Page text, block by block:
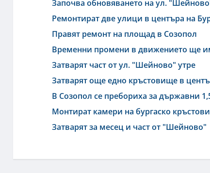
Започва обновяването на ул.
Ремонтират две улици в центъра на
Правят ремонт на площад в Созопол
Временни промени в движението ще
Затварят част от ул. "Шейново" утре
Затварят още едно кръстовище в
В Созопол се пребориха за държавни
Монтират камери на бургаско
Затварят за месец и част от "Шейново"